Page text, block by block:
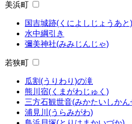
美浜町
国吉城跡(くによしじょうあと)
水中綱引き
彌美神社(みみじんじゃ)
若狭町
瓜割(うりわり)の滝
熊川宿(くまがわじゅく)
三方石観世音(みかたいしかん
浦見川(うらみがわ)